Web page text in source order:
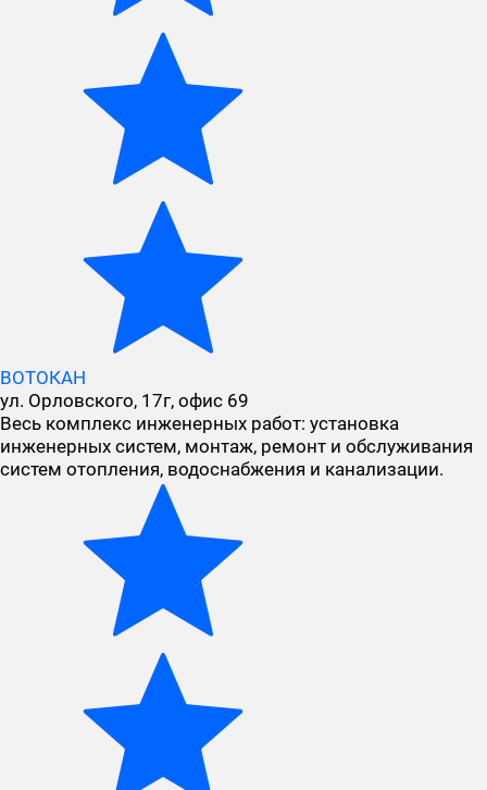
ВОТОКАН
ул. Орловского, 17г, офис 69
Весь комплекс инженерных работ: установка
инженерных систем, монтаж, ремонт и обслуживания
систем отопления, водоснабжения и канализации.